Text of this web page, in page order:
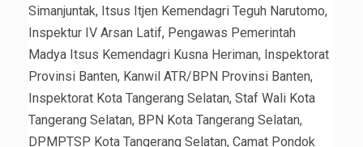
Simanjuntak, Itsus Itjen Kemendagri Teguh Narutomo,
Inspektur IV Arsan Latif, Pengawas Pemerintah
Madya Itsus Kemendagri Kusna Heriman, Inspektorat
Provinsi Banten, Kanwil ATR/BPN Provinsi Banten,
Inspektorat Kota Tangerang Selatan, Staf Wali Kota
Tangerang Selatan, BPN Kota Tangerang Selatan,
DPMPTSP Kota Tangerang Selatan, Camat Pondok